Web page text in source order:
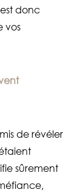
donc
vos
de révéler
sûrement